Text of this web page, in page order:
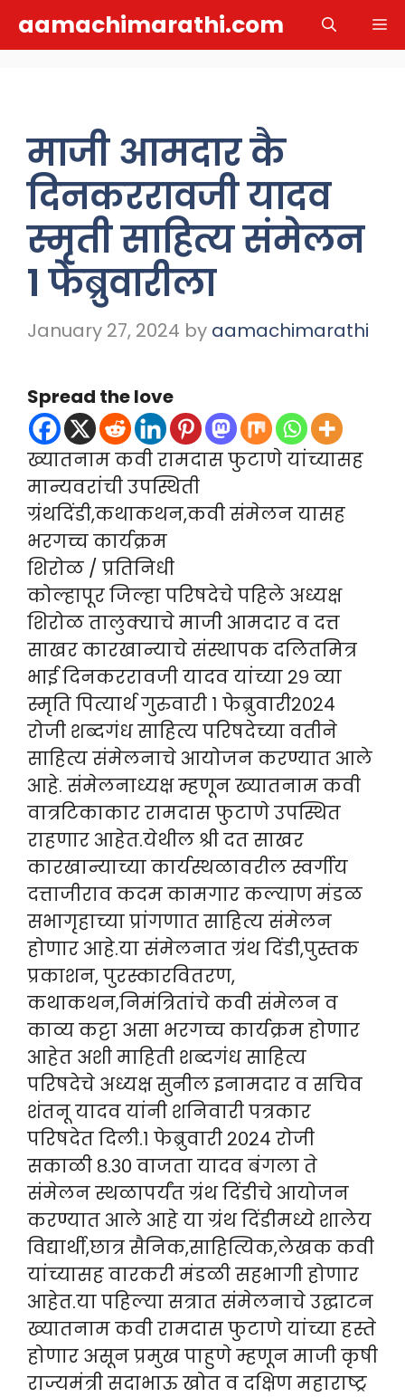
aamachimarathi.com
माजी आमदार कै
दिनकररावजी यादव
स्मृती साहित्य संमेलन
१ फेब्रुवारीला
January 27, 2024 by aamachimarathi
Spread the love
ख्यातनाम कवी रामदास फुटाणे यांच्यासह
मान्यवरांची उपस्थिती
ग्रंथदिंडी,कथाकथन,कवी संमेलन यासह
भरगच्च कार्यक्रम
शिरोळ / प्रतिनिधी
कोल्हापूर जिल्हा परिषदेचे पहिले अध्यक्ष
शिरोळ तालुक्याचे माजी आमदार व दत्त
साखर कारखान्याचे संस्थापक दलितमित्र
भाई दिनकररावजी यादव यांच्या २९ व्या
स्मृति पित्यार्थ गुरुवारी १ फेब्रुवारी२०२४
रोजी शब्दगंध साहित्य परिषदेच्या वतीने
साहित्य संमेलनाचे आयोजन करण्यात आले
आहे. संमेलनाध्यक्ष म्हणून ख्यातनाम कवी
वात्रटिकाकार रामदास फुटाणे उपस्थित
राहणार आहेत.येथील श्री दत साखर
कारखान्याच्या कार्यस्थळावरील स्वर्गीय
दत्ताजीराव कदम कामगार कल्याण मंडळ
सभागृहाच्या प्रांगणात साहित्य संमेलन
होणार आहे.या संमेलनात ग्रंथ दिंडी,पुस्तक
प्रकाशन, पुरस्कारवितरण,
कथाकथन,निमंत्रितांचे कवी संमेलन व
काव्य क‌ट्टा असा भरगच्च कार्यक्रम होणार
आहेत अशी माहिती शब्दगंध साहित्य
परिषदेचे अध्यक्ष सुनील इनामदार व सचिव
शंतनू यादव यांनी शनिवारी पत्रकार
परिषदेत दिली.१ फेब्रुवारी २०२४ रोजी
सकाळी ८.३० वाजता यादव बंगला ते
संमेलन स्थळापर्यंत ग्रंथ दिंडीचे आयोजन
करण्यात आले आहे या ग्रंथ दिंडीमध्ये शालेय
विद्यार्थी,छात्र सैनिक,साहित्यिक,लेखक कवी
यांच्यासह वारकरी मंडळी सहभागी होणार
आहेत.या पहिल्या सत्रात संमेलनाचे उद्घाटन
ख्यातनाम कवी रामदास फुटाणे यांच्या हस्ते
होणार असून प्रमुख पाहुणे म्हणून माजी कृषी
राज्यमंत्री सदाभाऊ खोत व दक्षिण महाराष्ट्र